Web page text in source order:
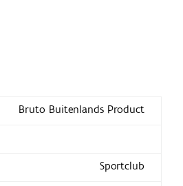
Bruto Buitenlands Product
Sportclub